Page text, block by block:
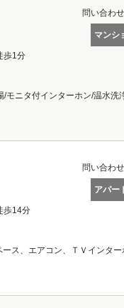
歩1分
マンシ
問い合わせ
ニタ付インターホン/温水洗
歩14分
アパー
問い合わせ
ス、エアコン、ＴＶインタ